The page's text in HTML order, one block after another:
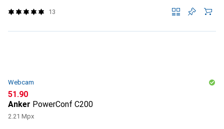
13
Webcam
CHF
51.90
Anker PowerConf C200
2.21 Mpx